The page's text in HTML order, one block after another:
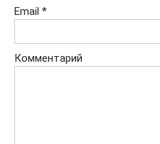
Email *
Комментарий